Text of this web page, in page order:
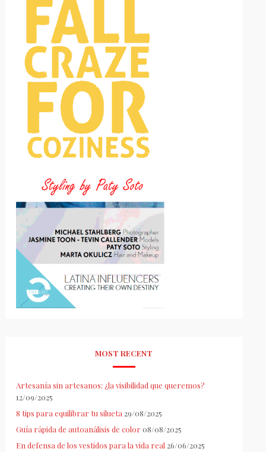
MOST RECENT
Artesanía sin artesanos: ¿la visibilidad que queremos?
12/09/2025
8 tips para equilibrar tu silueta 29/08/2025
Guía rápida de autoanálisis de color 08/08/2025
En defensa de los vestidos para la vida real 26/06/2025